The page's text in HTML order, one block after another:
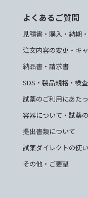
よくあるご質問
見積書・購入・納期
注文内容の変更・キ
納品書・請求書
SDS・製品規格・検
試薬のご利用にあた
容器について・試薬
提出書類について
試薬ダイレクトの使
その他・ご要望